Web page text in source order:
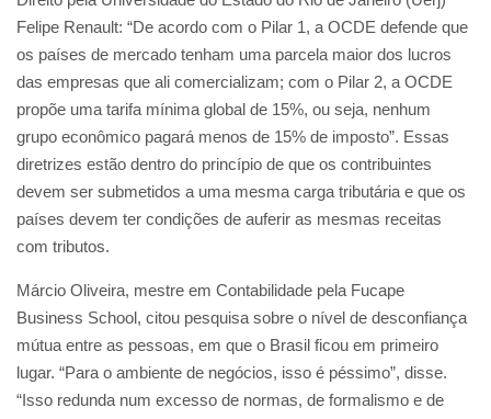
Felipe Renault: “De acordo com o Pilar 1, a OCDE defende que
os países de mercado tenham uma parcela maior dos lucros
das empresas que ali comercializam; com o Pilar 2, a OCDE
propõe uma tarifa mínima global de 15%, ou seja, nenhum
grupo econômico pagará menos de 15% de imposto”. Essas
diretrizes estão dentro do princípio de que os contribuintes
devem ser submetidos a uma mesma carga tributária e que os
países devem ter condições de auferir as mesmas receitas
com tributos.
Márcio Oliveira, mestre em Contabilidade pela Fucape
Business School, citou pesquisa sobre o nível de desconfiança
mútua entre as pessoas, em que o Brasil ficou em primeiro
lugar. “Para o ambiente de negócios, isso é péssimo”, disse.
“Isso redunda num excesso de normas, de formalismo e de